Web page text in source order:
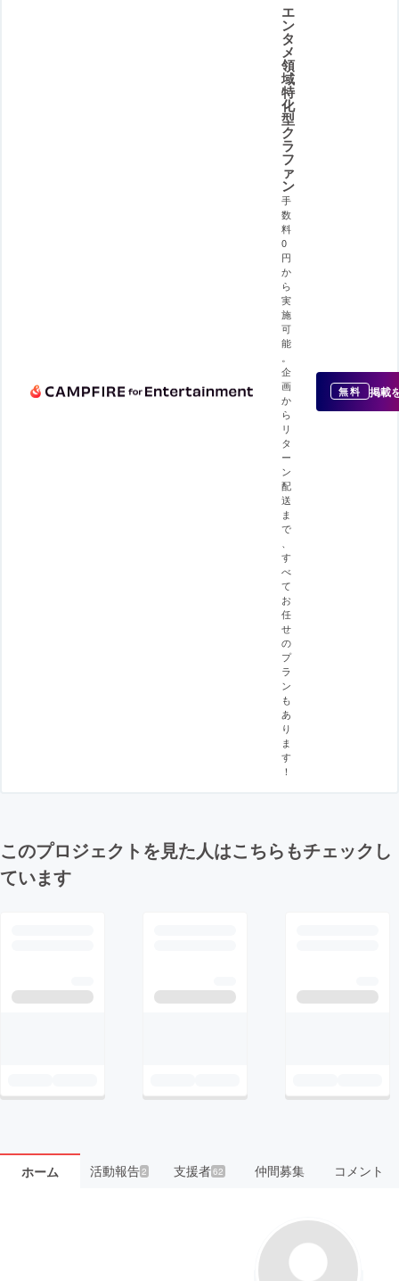
エ
ン
タ
メ
領
域
特
化
型
ク
ラ
フ
ァ
ン
手
数
料
0
円
か
ら
実
施
可
能
企
画
か
ら
リ
タ
ー
ン
配
送
ま
で
す
べ
て
お
任
せ
の
プ
ラ
ン
も
あ
り
ま
す
！
無料 掲載
このプロジェクトを見た人はこちらもチェックし
ています
ホーム 活動報告2 支援者62 仲間募集 コメント